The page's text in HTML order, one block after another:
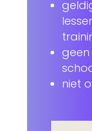
geen
niet